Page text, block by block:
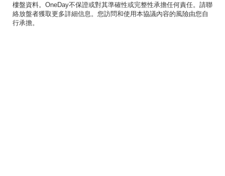
樓盤資料。OneDay不保證或對其準確性或完整性承擔任何責任。請聯
絡放盤者獲取更多詳細信息。您訪問和使用本協議內容的風險由您自
行承擔。